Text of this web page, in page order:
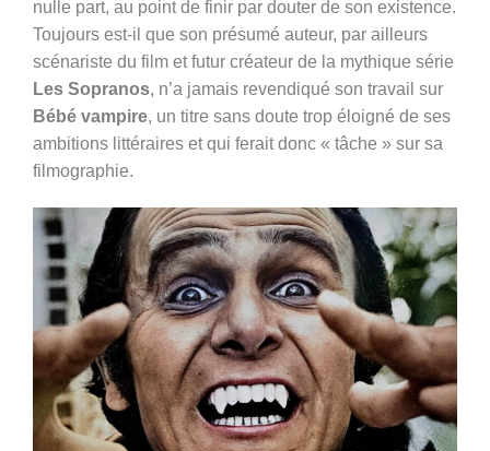
nulle part, au point de finir par douter de son existence.
Toujours est-il que son présumé auteur, par ailleurs
scénariste du film et futur créateur de la mythique série
Les Sopranos, n’a jamais revendiqué son travail sur
Bébé vampire, un titre sans doute trop éloigné de ses
ambitions littéraires et qui ferait donc « tâche » sur sa
filmographie.